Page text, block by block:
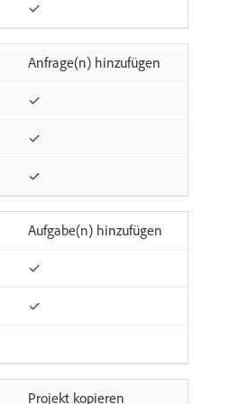
✓
Anfrage(n) hinzufügen
✓
✓
✓
Aufgabe(n) hinzufügen
✓
✓
Projekt kopieren